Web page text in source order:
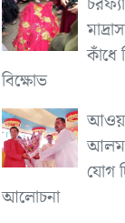
কাঁধে
বিক্ষোভ
আলম
যোগ
আলোচনা